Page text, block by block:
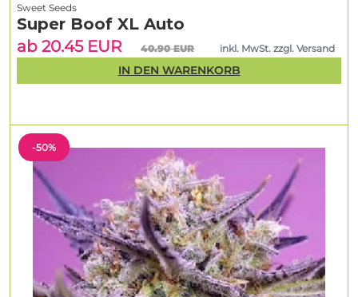
-50%
Sweet Seeds
Super Boof XL Auto
ab 20.45 EUR
40.90 EUR inkl. MwSt. zzgl. Versand
IN DEN WARENKORB